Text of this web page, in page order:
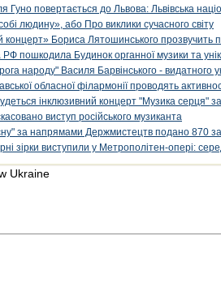
Гуно повертається до Львова: Львівська
людину», або Про виклики сучасного світу
концерт» Бориса Лятошинського прозвучить
РФ пошкодила Будинок органної музики та
народу" Василя Барвінського - видатного
обласної філармонії проводять
інклюзивний концерт "Музика серця"
виступ російського музиканта
за напрямами Держмистецтв подано 870
зірки виступили у Метрополітен-опері:
Ukraine